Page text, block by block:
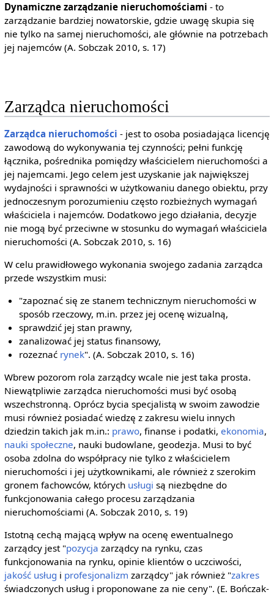
Dynamiczne zarządzanie nieruchomościami - to
zarządzanie bardziej nowatorskie, gdzie uwagę skupia się
nie tylko na samej nieruchomości, ale głównie na potrzebach
jej najemców (A. Sobczak 2010, s. 17)
Zarządca nieruchomości
Zarządca nieruchomości - jest to osoba posiadająca licencję
zawodową do wykonywania tej czynności; pełni funkcję
łącznika, pośrednika pomiędzy właścicielem nieruchomości a
jej najemcami. Jego celem jest uzyskanie jak największej
wydajności i sprawności w użytkowaniu danego obiektu, przy
jednoczesnym porozumieniu często rozbieżnych wymagań
właściciela i najemców. Dodatkowo jego działania, decyzje
nie mogą być przeciwne w stosunku do wymagań właściciela
nieruchomości (A. Sobczak 2010, s. 16)
W celu prawidłowego wykonania swojego zadania zarządca
przede wszystkim musi:
"zapoznać się ze stanem technicznym nieruchomości w
sposób rzeczowy, m.in. przez jej ocenę wizualną,
sprawdzić jej stan prawny,
zanalizować jej status finansowy,
rozeznać rynek". (A. Sobczak 2010, s. 16)
Wbrew pozorom rola zarządcy wcale nie jest taka prosta.
Niewątpliwie zarządca nieruchomości musi być osobą
wszechstronną. Oprócz bycia specjalistą w swoim zawodzie
musi również posiadać wiedzę z zakresu wielu innych
dziedzin takich jak m.in.: prawo, finanse i podatki, ekonomia,
nauki społeczne, nauki budowlane, geodezja. Musi to być
osoba zdolna do współpracy nie tylko z właścicielem
nieruchomości i jej użytkownikami, ale również z szerokim
gronem fachowców, których usługi są niezbędne do
funkcjonowania całego procesu zarządzania
nieruchomościami (A. Sobczak 2010, s. 19)
Istotną cechą mającą wpływ na ocenę ewentualnego
zarządcy jest "pozycja zarządcy na rynku, czas
funkcjonowania na rynku, opinie klientów o uczciwości,
jakość usług i profesjonalizm zarządcy" jak również "zakres
świadczonych usług i proponowane za nie ceny". (E. Bończak-